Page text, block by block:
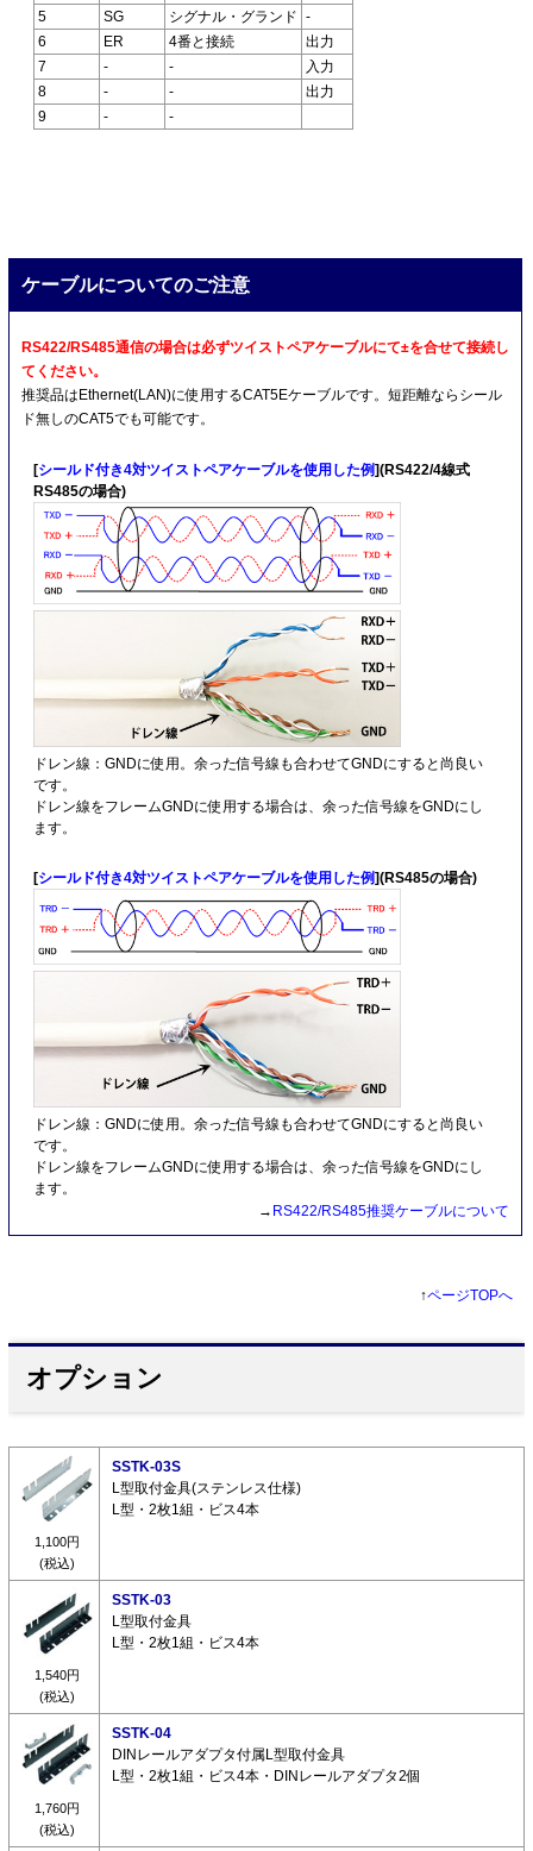
5
SG シグナル・グランド
-
6
ER 4番と接続
出力
7
- -
入力
8
- -
出力
9
- -
ケーブルについてのご注意
RS422/RS485通信の場合は必ずツイストペアケーブルにて±を合せて接続し
てください。
推奨品はEthernet(LAN)に使用するCAT5Eケーブルです。短距離ならシール
ド無しのCAT5でも可能です。
[シールド付き4対ツイストペアケーブルを使用した例](RS422/4線式
RS485の場合)
ドレン線：GNDに使用。余った信号線も合わせてGNDにすると尚良い
です。
ドレン線をフレームGNDに使用する場合は、余った信号線をGNDにし
ます。
[シールド付き4対ツイストペアケーブルを使用した例](RS485の場合)
ドレン線：GNDに使用。余った信号線も合わせてGNDにすると尚良い
です。
ドレン線をフレームGNDに使用する場合は、余った信号線をGNDにし
ます。
→ RS422/RS485推奨ケーブルについて
↑ページTOPへ
オプション
1,100円
(税込)
SSTK-03S
L型取付金具(ステンレス仕様)
L型・2枚1組・ビス4本
1,540円
(税込)
SSTK-03
L型取付金具
L型・2枚1組・ビス4本
1,760円
(税込)
SSTK-04
DINレールアダプタ付属L型取付金具
L型・2枚1組・ビス4本・DINレールアダプタ2個